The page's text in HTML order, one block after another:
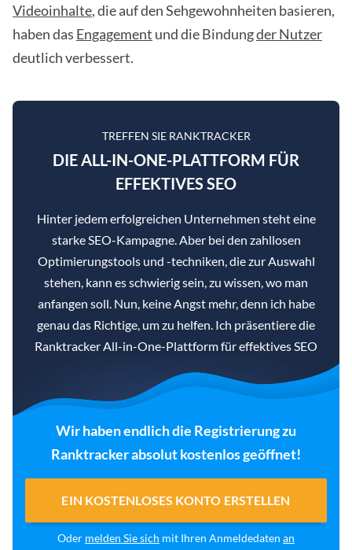
Videoinhalte, die auf den Sehgewohnheiten basieren,
haben das Engagement und die Bindungder Nutzer
deutlich verbessert.
TREFFEN SIE RANKTRACKER
DIE ALL-IN-ONE-PLATTFORM FÜR
EFFEKTIVES SEO
Hinter jedem erfolgreichen Unternehmen steht eine
starke SEO-Kampagne. Aber bei den zahllosen
Optimierungstools und -techniken, die zur Auswahl
stehen, kann es schwierig sein, zu wissen, wo man
anfangen soll. Nun, keine Angst mehr, denn ich habe
genau das Richtige, um zu helfen. Ich präsentiere die
Ranktracker All-in-One-Plattform für effektives SEO
Wir haben endlich die Registrierung zu
Ranktracker absolut kostenlos geöffnet!
EIN KOSTENLOSES KONTO ERSTELLEN
Oder melden Sie sich mit Ihren Anmeldedaten an